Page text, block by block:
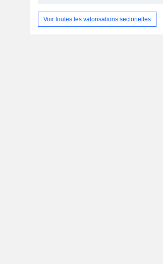
Voir toutes les valorisations sectorielles